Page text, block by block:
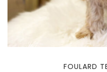
FOULARD